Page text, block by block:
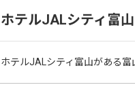
ホテルJALシティ富
ホテルJALシティ富山がある